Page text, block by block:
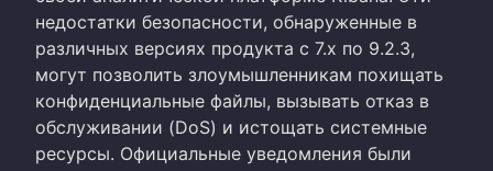
недостатки безопасности, обнаруженные в
различных версиях продукта с 7.x по 9.2.3,
могут позволить злоумышленникам похищать
конфиденциальные файлы, вызывать отказ в
обслуживании (DoS) и истощать системные
ресурсы. Официальные уведомления были